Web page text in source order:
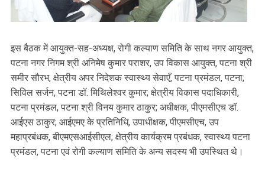
इस बैठक में आयुक्त-सह-अध्यक्ष, रोगी कल्याण समिति के साथ नगर आयुक्त,
पटना नगर निगम श्री अनिमेष कुमार पराशर, उप विकास आयुक्त, पटना श्री
समीर सौरभ, क्षेत्रीय अपर निदेशक स्वास्थ्य सेवाएँ, पटना प्रमंडल, पटना;
सिविल सर्जन, पटना डॉ. मिथिलेश्वर कुमार; क्षेत्रीय विकास पदाधिकारी,
पटना प्रमंडल, पटना श्री विनय कुमार ठाकुर; अधीक्षक, पीएमसीएच डॉ.
आईएस ठाकुर; आईएमए के प्रतिनिधि, उपाधीक्षक, पीएमसीएच, उप
महाप्रबंधक, बीएमएसआईसीएल; क्षेत्रीय कार्यक्रम प्रबंधक, स्वास्थ्य पटना
प्रमंडल, पटना एवं रोगी कल्याण समिति के अन्य सदस्य भी उपस्थित थे।